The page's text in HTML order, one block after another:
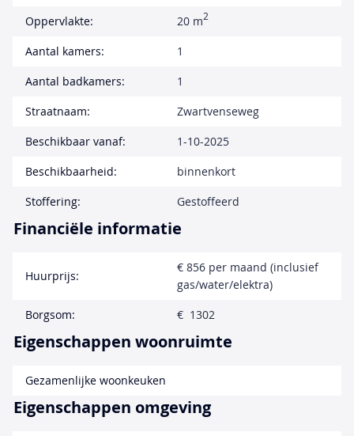
Oppervlakte:
20 m2
Aantal kamers:
1
Aantal badkamers:
1
Straatnaam:
Zwartvenseweg
Beschikbaar vanaf:
1-10-2025
Beschikbaarheid:
binnenkort
Stoffering:
Gestoffeerd
Financiële informatie
Huurprijs:
€ 856 per maand (inclusief
gas/water/elektra)
Borgsom:
€ 1302
Eigenschappen woonruimte
Gezamenlijke woonkeuken
Eigenschappen omgeving